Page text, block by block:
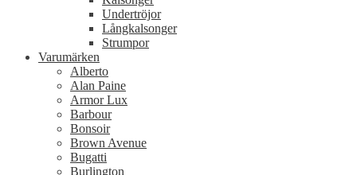
Undertröjor
Långkalsonger
Strumpor
Varumärken
Alberto
Alan Paine
Armor Lux
Barbour
Bonsoir
Brown Avenue
Bugatti
Burlington